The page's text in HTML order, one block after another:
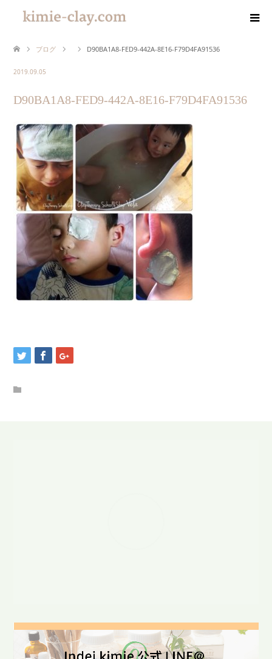
ブログ D90BA1A8-FED9-442A-8E16-F79D4FA91536
2019.09.05
D90BA1A8-FED9-442A-8E16-F79D4FA91536